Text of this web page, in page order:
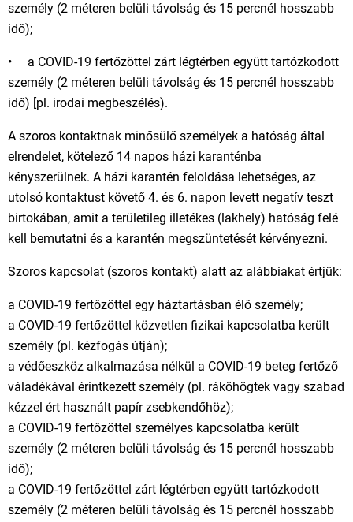
személy (2 méteren belüli távolság és 15 percnél hosszabb
idő);
• a COVID-19 fertőzöttel zárt légtérben együtt tartózkodott
személy (2 méteren belüli távolság és 15 percnél hosszabb
idő) [pl. irodai megbeszélés).
A szoros kontaktnak minősülő személyek a hatóság által
elrendelet, kötelező 14 napos házi karanténba
kényszerülnek. A házi karantén feloldása lehetséges, az
utolsó kontaktust követő 4. és 6. napon levett negatív teszt
birtokában, amit a területileg illetékes (lakhely) hatóság felé
kell bemutatni és a karantén megszüntetését kérvényezni.
Szoros kapcsolat (szoros kontakt) alatt az alábbiakat értjük:
a COVID-19 fertőzöttel egy háztartásban élő személy;
a COVID-19 fertőzöttel közvetlen fizikai kapcsolatba került
személy (pl. kézfogás útján);
a védőeszköz alkalmazása nélkül a COVID-19 beteg fertőző
váladékával érintkezett személy (pl. ráköhögtek vagy szabad
kézzel ért használt papír zsebkendőhöz);
a COVID-19 fertőzöttel személyes kapcsolatba került
személy (2 méteren belüli távolság és 15 percnél hosszabb
idő);
a COVID-19 fertőzöttel zárt légtérben együtt tartózkodott
személy (2 méteren belüli távolság és 15 percnél hosszabb